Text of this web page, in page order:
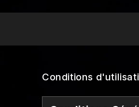
Conditions